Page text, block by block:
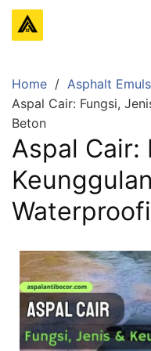
Home
Asphalt
Aspal Cair: Fungsi,
Beton
Aspal Cair: